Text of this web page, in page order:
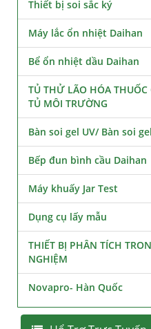
Thiết bị soi sắc ký
Máy lắc ổn nhiệt Daihan
Bể ổn nhiệt dầu Daihan
TỦ THỬ LÃO HÓA
TỦ MÔI TRƯỜNG
Bàn soi gel UV/ Bàn soi
Bếp đun bình cầu Daihan
Máy khuấy Jar Test
Dụng cụ lấy mẫu
THIẾT BỊ PHÂN TÍCH
NGHIỆM
Novapro- Hàn Quốc